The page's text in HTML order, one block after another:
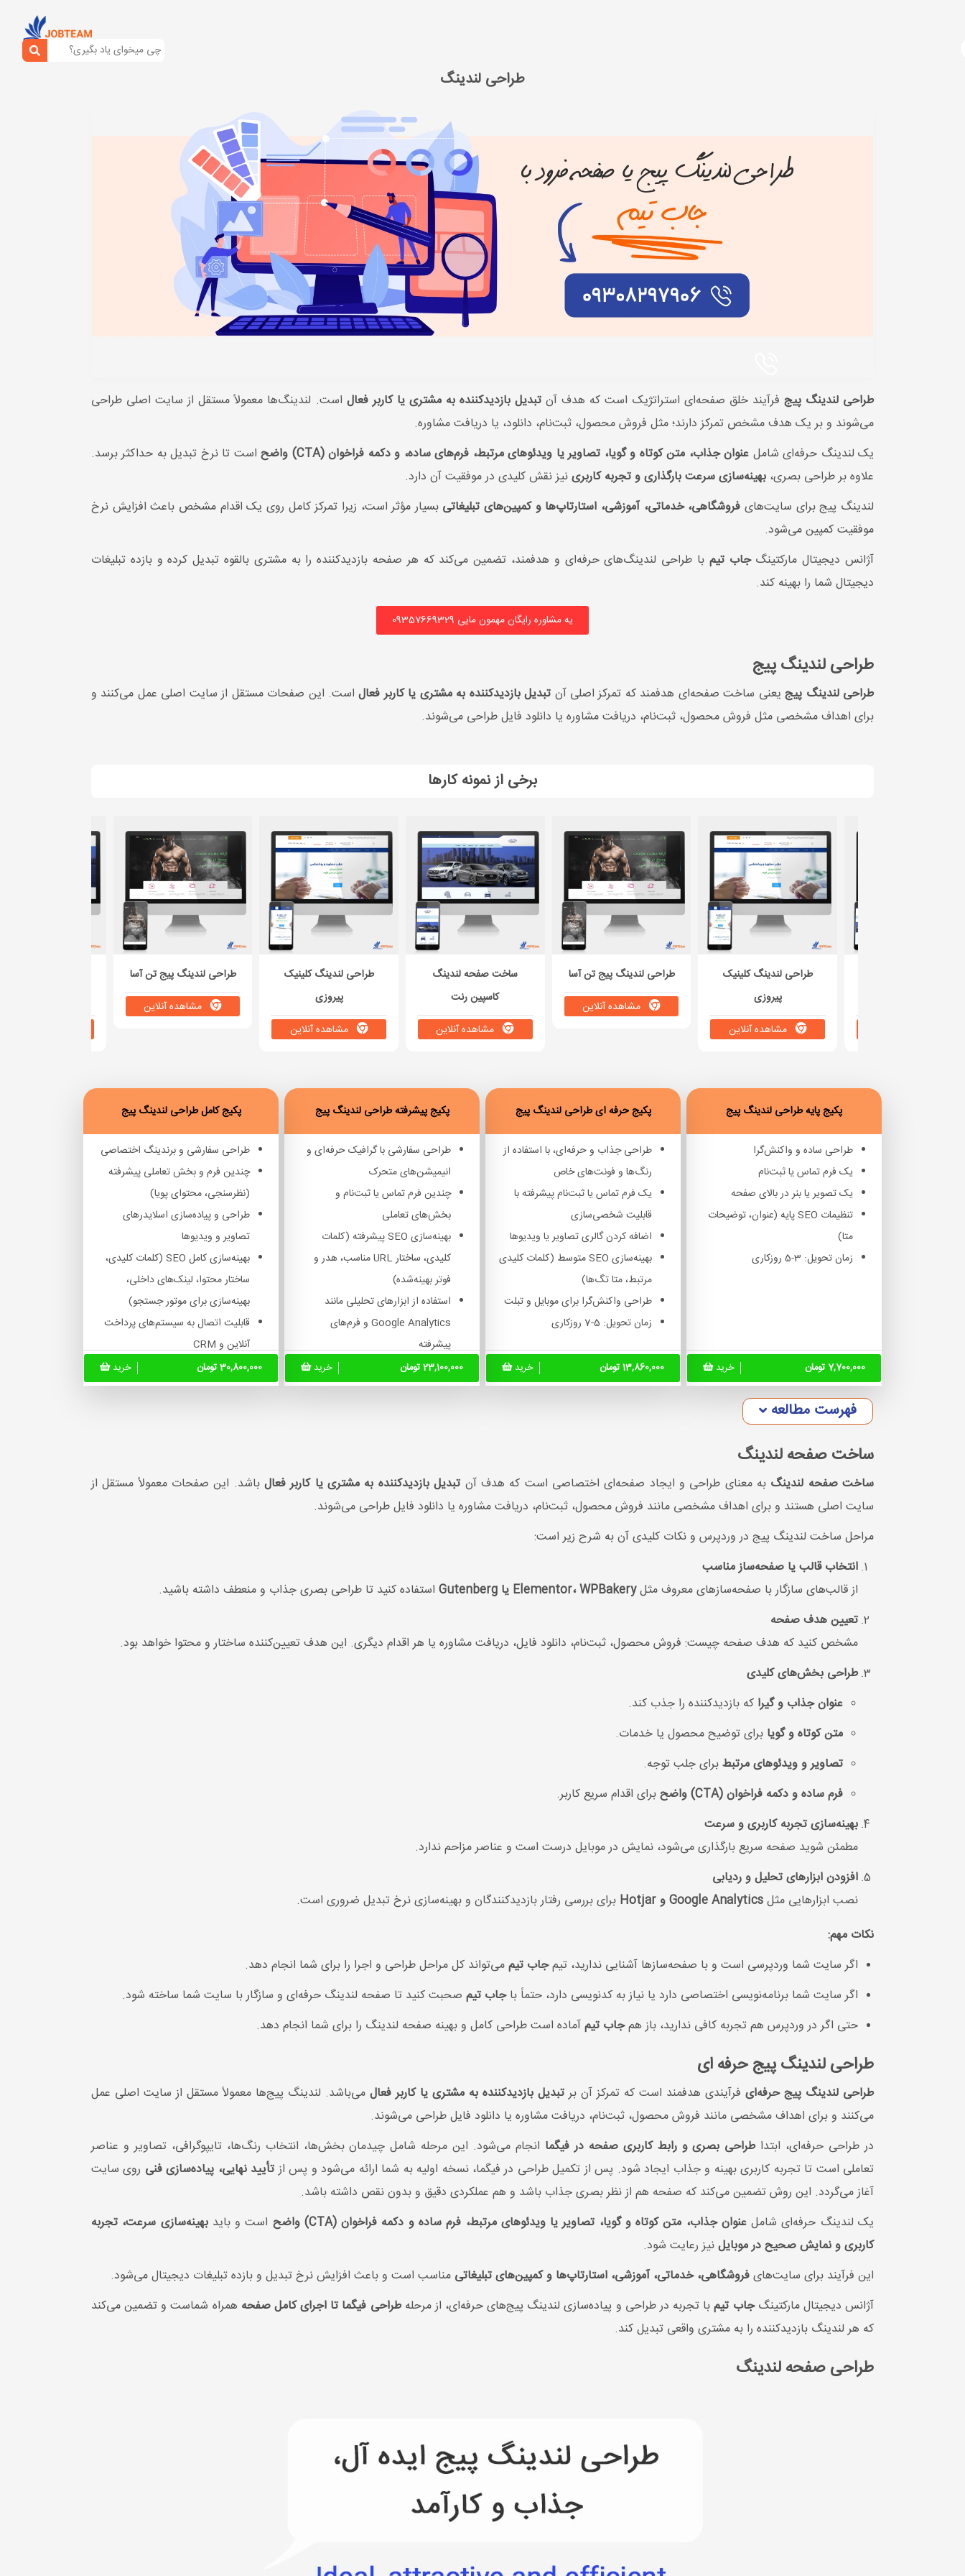
طراحی لندینگ
طراحی لندینگ پیج فرآیند خلق صفحه‌ای استراتژیک است که هدف آن تبدیل بازدیدکننده به مشتری یا کاربر فعال است. لندینگ‌ها معمولاً مستقل از سایت اصلی طراحی
می‌شوند و بر یک هدف مشخص تمرکز دارند؛ مثل فروش محصول، ثبت‌نام، دانلود، یا دریافت مشاوره.
یک لندینگ حرفه‌ای شامل عنوان جذاب، متن کوتاه و گویا، تصاویر یا ویدئوهای مرتبط، فرم‌های ساده، و دکمه فراخوان (CTA) واضح
است تا نرخ تبدیل به حداکثر برسد.
علاوه بر طراحی بصری، بهینه‌سازی سرعت بارگذاری و تجربه کاربرینیز نقش کلیدی در موفقیت آن دارد.
لندینگ پیج برای سایت‌های فروشگاهی، خدماتی، آموزشی، استارتاپ‌ها و کمپین‌های تبلیغاتی بسیار مؤثر است، زیرا تمرکز کامل روی یک اقدام مشخص باعث افزایش نرخ
موفقیت کمپین می‌شود.
آژانس دیجیتال مارکتینگجاب تیم با طراحی لندینگ‌های حرفه‌ای و هدفمند، تضمین می‌کند که هر صفحه بازدیدکننده را به مشتری بالقوه تبدیل کرده و بازده تبلیغات
دیجیتال شما را بهینه کند.
یه مشاوره رایگان مهمون مایی 09357669329
طراحی لندینگ پیج
طراحی لندینگ پیجیعنی ساخت صفحه‌ای هدفمند که تمرکز اصلی آن تبدیل بازدیدکننده به مشتری یا کاربر فعالاست. این صفحات مستقل از سایت اصلی عمل می‌کنند و
برای اهداف مشخصی مثل فروش محصول، ثبت‌نام، دریافت مشاوره یا دانلود فایل طراحی می‌شوند.
برخی از نمونه کارها
طراحی لندینگ کلینیک
پیروزی
مشاهده آنلاین
طراحی لندینگ پیج تن آسا
مشاهده آنلاین
ساخت صفحه لندینگ
کاسپین رنت
مشاهده آنلاین
طراحی لندینگ کلینیک
پیروزی
مشاهده آنلاین
طراحی لندینگ پیج تن آسا
مشاهده آنلاین
پکیج پایه طراحی لندینگ پیج
طراحی ساده و واکنش‌گرا
یک فرم تماس یا ثبت‌نام
یک تصویر یا بنر در بالای صفحه
تنظیمات SEO پایه (عنوان، توضیحات
متا)
زمان تحویل: 3-5 روزکاری
7,700,000 تومان خرید
پکیج حرفه ای طراحی لندینگ پیج
طراحی جذاب و حرفه‌ای، با استفاده از
رنگ‌ها و فونت‌های خاص
یک فرم تماس یا ثبت‌نام پیشرفته با
قابلیت شخصی‌سازی
اضافه کردن گالری تصاویر یا ویدیوها
بهینه‌سازی SEO متوسط (کلمات کلیدی
مرتبط، متا تگ‌ها)
طراحی واکنش‌گرا برای موبایل و تبلت
زمان تحویل: 5-7 روزکاری
13,860,000 تومان خرید
پکیج پیشرفته طراحی لندینگ پیج
طراحی سفارشی با گرافیک حرفه‌ای و
انیمیشن‌های متحرک
چندین فرم تماس یا ثبت‌نام و
بخش‌های تعاملی
بهینه‌سازی SEO پیشرفته (کلمات
کلیدی، ساختار URL مناسب، هدر و
فوتر بهینه‌شده)
استفاده از ابزارهای تحلیلی مانند
Google Analytics و فرم‌های
پیشرفته
طراحی واکنش‌گرا و بهینه‌سازی برای
سرعت بارگذاری
23,100,000 تومان خرید
پکیج کامل طراحی لندینگ پیج
طراحی سفارشی و برندینگ اختصاصی
چندین فرم و بخش تعاملی پیشرفته
(نظرسنجی، محتوای پویا)
طراحی و پیاده‌سازی اسلایدرهای
تصاویر و ویدیوها
بهینه‌سازی کامل SEO (کلمات کلیدی،
ساختار محتوا، لینک‌های داخلی،
بهینه‌سازی برای موتور جستجو)
قابلیت اتصال به سیستم‌های پرداخت
آنلاین و CRM
زمان تحویل: 10-14 روزکاری
30,800,000 تومان خرید
فهرست مطالعه
ساخت صفحه لندینگ
ساخت صفحه لندینگ به معنای طراحی و ایجاد صفحه‌ای اختصاصی است که هدف آن تبدیل بازدیدکننده به مشتری یا کاربر فعالباشد. این صفحات معمولاً مستقل از
سایت اصلی هستند و برای اهداف مشخصی مانند فروش محصول، ثبت‌نام، دریافت مشاوره یا دانلود فایل طراحی می‌شوند.
مراحل ساخت لندینگ پیج در وردپرس و نکات کلیدی آن به شرح زیر است:
انتخاب قالب یا صفحه‌ساز مناسب
از قالب‌های سازگار با صفحه‌سازهای معروف مثلElementor، WPBakery یا Gutenberg
استفاده کنید تا طراحی بصری جذاب و منعطف داشته باشید.
تعیین هدف صفحه
مشخص کنید که هدف صفحه چیست: فروش محصول، ثبت‌نام، دانلود فایل، دریافت مشاوره یا هر اقدام دیگری. این هدف تعیین‌کننده ساختار و محتوا خواهد بود.
طراحی بخش‌های کلیدی
عنوان جذاب و گیرا که بازدیدکننده را جذب کند.
متن کوتاه و گویا برای توضیح محصول یا خدمات.
تصاویر و ویدئوهای مرتبطبرای جلب توجه.
فرم ساده و دکمه فراخوان (CTA) واضح
برای اقدام سریع کاربر.
بهینه‌سازی تجربه کاربری و سرعت
مطمئن شوید صفحه سریع بارگذاری می‌شود، نمایش در موبایل درست است و عناصر مزاحم ندارد.
افزودن ابزارهای تحلیل و ردیابی
نصب ابزارهایی مثلGoogle Analytics و Hotjar
برای بررسی رفتار بازدیدکنندگان و بهینه‌سازی نرخ تبدیل ضروری است.
نکات مهم:
اگر سایت شما وردپرسی است و با صفحه‌سازها آشنایی ندارید، تیمجاب تیممی‌تواند کل مراحل طراحی و اجرا را برای شما انجام دهد.
اگر سایت شما برنامه‌نویسی اختصاصی دارد یا نیاز به کدنویسی دارد، حتماً باجاب تیمصحبت کنید تا صفحه لندینگ حرفه‌ای و سازگار با سایت شما ساخته شود.
حتی اگر در وردپرس هم تجربه کافی ندارید، باز همجاب تیمآماده است طراحی کامل و بهینه صفحه لندینگ را برای شما انجام دهد.
طراحی لندینگ پیج حرفه ای
طراحی لندینگ پیج حرفه‌ای فرآیندی هدفمند است که تمرکز آن برتبدیل بازدیدکننده به مشتری یا کاربر فعال می‌باشد. لندینگ پیج‌ها معمولاً مستقل از سایت اصلی عمل
می‌کنند و برای اهداف مشخصی مانند فروش محصول، ثبت‌نام، دریافت مشاوره یا دانلود فایل طراحی می‌شوند.
در طراحی حرفه‌ای، ابتداطراحی بصری و رابط کاربری صفحه در فیگما انجام می‌شود. این مرحله شامل چیدمان بخش‌ها، انتخاب رنگ‌ها، تایپوگرافی، تصاویر و عناصر
تعاملی است تا تجربه کاربری بهینه و جذاب ایجاد شود. پس از تکمیل طراحی در فیگما، نسخه اولیه به شما ارائه می‌شود و پس ازتأیید نهایی، پیاده‌سازی فنی روی سایت
آغاز می‌گردد. این روش تضمین می‌کند که صفحه هم از نظر بصری جذاب باشد و هم عملکردی دقیق و بدون نقص داشته باشد.
یک لندینگ حرفه‌ای شاملعنوان جذاب، متن کوتاه و گویا، تصاویر یا ویدئوهای مرتبط، فرم ساده و دکمه فراخوان (CTA) واضح است و بایدبهینه‌سازی سرعت، تجربه
کاربری و نمایش صحیح در موبایلنیز رعایت شود.
این فرآیند برای سایت‌هایفروشگاهی، خدماتی، آموزشی، استارتاپ‌ها و کمپین‌های تبلیغاتی مناسب است و باعث افزایش نرخ تبدیل و بازده تبلیغات دیجیتال می‌شود.
آژانس دیجیتال مارکتینگجاب تیمبا تجربه در طراحی و پیاده‌سازی لندینگ پیج‌های حرفه‌ای، از مرحلهطراحی فیگما تا اجرای کامل صفحه همراه شماست و تضمین می‌کند
که هر لندینگ بازدیدکننده را به مشتری واقعی تبدیل کند.
طراحی صفحه لندینگ